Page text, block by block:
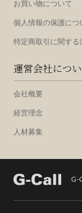
お買い物について
個人情報の保護につ
特定商取引に関す
運営会社につ
会社概要
経営理念
人材募集
G-